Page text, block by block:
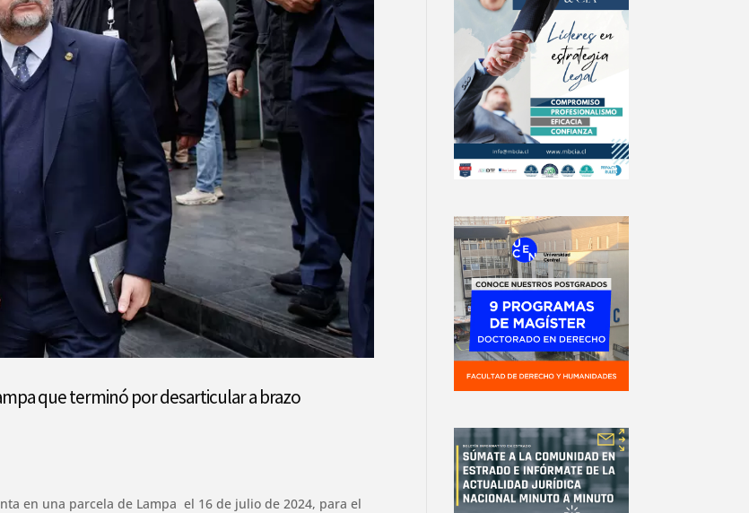
que terminó por desarticular a brazo
en una parcela de Lampa el 16 de julio de 2024, para el